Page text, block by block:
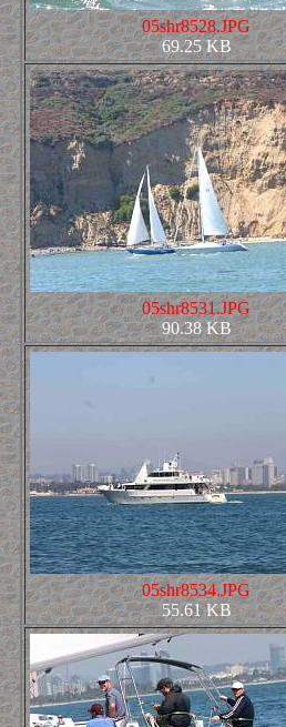
05shr8528.JPG
69.25 KB
05shr8531.JPG
90.38 KB
05shr8534.JPG
55.61 KB